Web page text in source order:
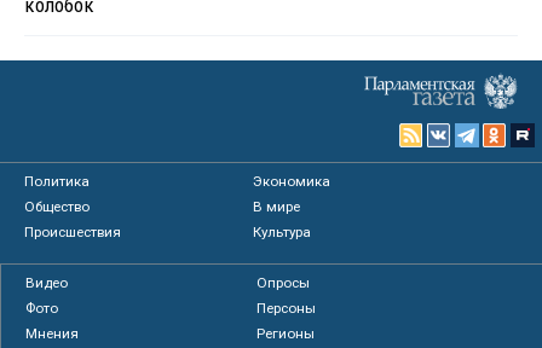
Политика
Экономика
Общество
В мире
Происшествия
Культура
Видео
Опросы
Фото
Персоны
Мнения
Регионы